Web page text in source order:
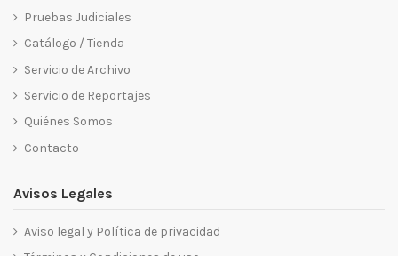
Pruebas Judiciales
Catálogo / Tienda
Servicio de Archivo
Servicio de Reportajes
Quiénes Somos
Contacto
Avisos Legales
Aviso legal y Política de privacidad